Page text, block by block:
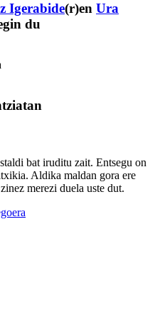
Igerabide(r)en Ura
du
bat iruditu zait. Entsegu on
Aldika maldan gora ere
merezi duela uste dut.